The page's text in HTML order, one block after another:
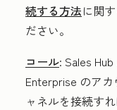
続する方法に関
ださい。
コール: Sales Hub
Enterprise のア
ャネルを接続す